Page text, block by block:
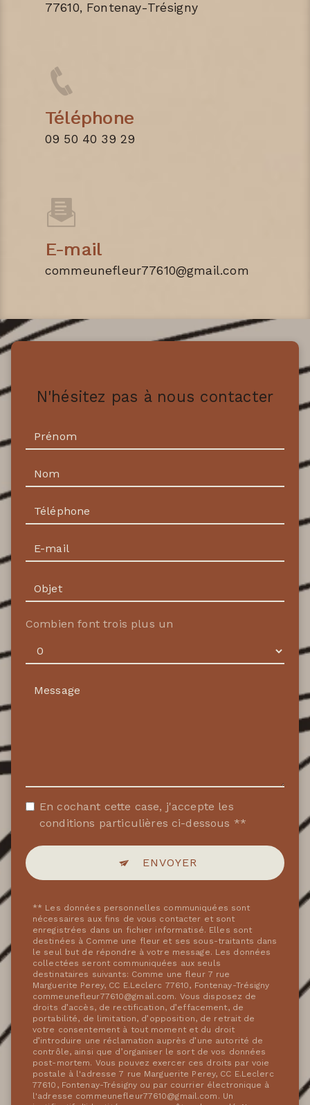
77610, Fontenay-Trésigny
Téléphone
09 50 40 39 29
E-mail
commeunefleur77610@gmail.com
N'hésitez pas à nous contacter
Combien font trois plus un
En cochant cette case, j'accepte les
conditions particulières ci-dessous **
ENVOYER
** Les données personnelles communiquées sont
nécessaires aux fins de vous contacter et sont
enregistrées dans un fichier informatisé. Elles sont
destinées à Comme une fleur et ses sous-traitants dans
le seul but de répondre à votre message. Les données
collectées seront communiquées aux seuls
destinataires suivants: Comme une fleur 7 rue
Marguerite Perey, CC E.Leclerc 77610, Fontenay-Trésigny
commeunefleur77610@gmail.com. Vous disposez de
droits d’accès, de rectification, d’effacement, de
portabilité, de limitation, d’opposition, de retrait de
votre consentement à tout moment et du droit
d’introduire une réclamation auprès d’une autorité de
contrôle, ainsi que d’organiser le sort de vos données
post-mortem. Vous pouvez exercer ces droits par voie
postale à l'adresse 7 rue Marguerite Perey, CC E.Leclerc
77610, Fontenay-Trésigny ou par courrier électronique à
l'adresse commeunefleur77610@gmail.com. Un